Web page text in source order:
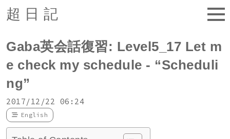
超日記
Gaba英会話復習: Level5_17 Let m
e check my schedule - “Scheduli
ng”
2017/12/22 06:24
English